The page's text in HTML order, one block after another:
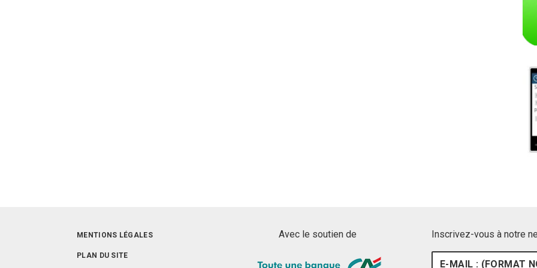
MENTIONS LÉGALES
PLAN DU SITE
Avec le soutien de Inscrivez-vous à notre
E-mail : (format